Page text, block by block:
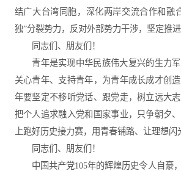
结广大台湾同胞，深化两岸交流合作和融
独”分裂势力，反对外部势力干涉，坚定推进
同志们、朋友们！
青年是实现中华民族伟大复兴的生力军
关心青年、支持青年，为青年成长成才创
年要坚定不移听党话、跟党走，树立远大志
把个人追求融入党和国家事业，只争朝夕
上跑好历史接力赛，用青春铺路、让理想闪
同志们、朋友们！
中国共产党105年的辉煌历史令人自豪，